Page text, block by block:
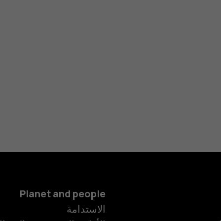
Planet and people
الاستدامة